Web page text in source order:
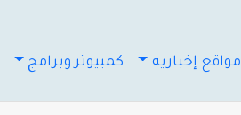
مواقع إخباريه كمبيوتر وبرامج